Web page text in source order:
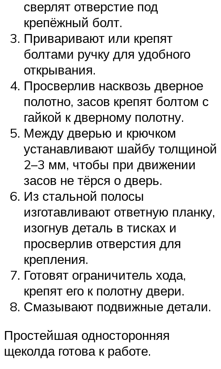
сверлят отверстие под
крепёжный болт.
Приваривают или крепят
болтами ручку для удобного
открывания.
Просверлив насквозь дверное
полотно, засов крепят болтом с
гайкой к дверному полотну.
Между дверью и крючком
устанавливают шайбу толщиной
2–3 мм, чтобы при движении
засов не тёрся о дверь.
Из стальной полосы
изготавливают ответную планку,
изогнув деталь в тисках и
просверлив отверстия для
крепления.
Готовят ограничитель хода,
крепят его к полотну двери.
Смазывают подвижные детали.
Простейшая односторонняя
щеколда готова к работе.